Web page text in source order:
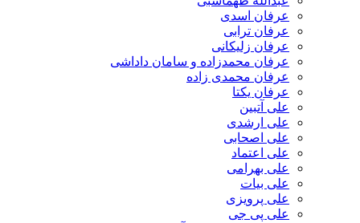
عرفان اسدی
عرفان ترابی
عرفان زلیکانی
عرفان محمدزاده و سامان داداشی
عرفان محمدی زاده
عرفان یکتا
علی آتبین
علی ارشدی
علی اصحابی
علی اعتماد
علی بهرامی
علی بیات
علی پرویزی
علی پی جی